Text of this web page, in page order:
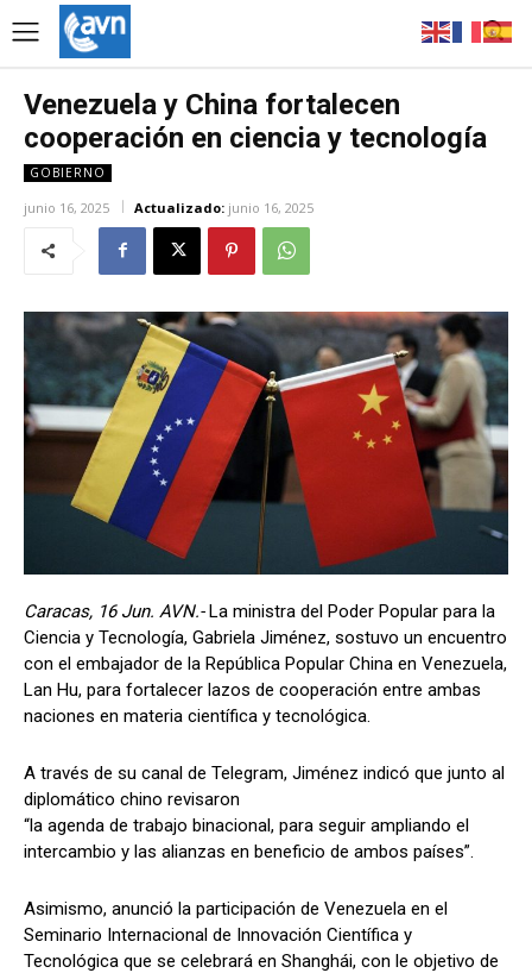
Venezuela y China fortalecen
cooperación en ciencia y tecnología
GOBIERNO
junio 16, 2025 Actualizado: junio 16, 2025
Caracas, 16 Jun. AVN.-La ministra del Poder Popular para la
Ciencia y Tecnología, Gabriela Jiménez, sostuvo un encuentro
con el embajador de la República Popular China en Venezuela,
Lan Hu, para fortalecer lazos de cooperación entre ambas
naciones en materia científica y tecnológica.
A través de su canal de Telegram, Jiménez indicó que junto al
diplomático chino revisaron
“la agenda de trabajo binacional, para seguir ampliando el
intercambio y las alianzas en beneficio de ambos países”.
Asimismo, anunció la participación de Venezuela en el
Seminario Internacional de Innovación Científica y
Tecnológica que se celebrará en Shanghái, con le objetivo de